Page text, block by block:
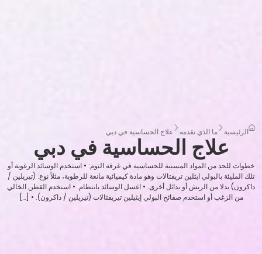
الرئيسية ما الذي نقدمه علاج الحساسية في دبي
علاج الحساسية في دبي
خطوات للحد من المواد المسببة للحساسية في غرفة النوم: • استخدم الوسائد الرغوية أو
تلك المليئة بالبولي ايثلين تريفتالات وهو مادة كيميائية مانعة للرطوبة، مثلاً نوع: (تيريلين /
داكرون) بدلا من الريش أو بدائل أخرى. • اغسل الوسائد بانتظام. • استخدم القطن الخالي
من الزغب أو استخدم صفائح البولي إيثيلين تيريفثالات (تيريلين / داكرون). • […]